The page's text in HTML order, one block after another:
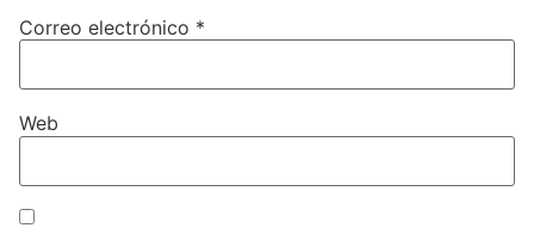
Correo electrónico *
Web